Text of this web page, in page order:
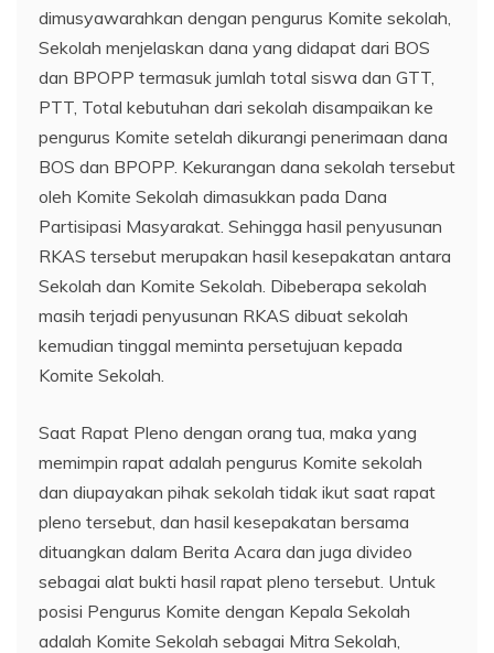
dimusyawarahkan dengan pengurus Komite sekolah,
Sekolah menjelaskan dana yang didapat dari BOS
dan BPOPP termasuk jumlah total siswa dan GTT,
PTT, Total kebutuhan dari sekolah disampaikan ke
pengurus Komite setelah dikurangi penerimaan dana
BOS dan BPOPP. Kekurangan dana sekolah tersebut
oleh Komite Sekolah dimasukkan pada Dana
Partisipasi Masyarakat. Sehingga hasil penyusunan
RKAS tersebut merupakan hasil kesepakatan antara
Sekolah dan Komite Sekolah. Dibeberapa sekolah
masih terjadi penyusunan RKAS dibuat sekolah
kemudian tinggal meminta persetujuan kepada
Komite Sekolah.
Saat Rapat Pleno dengan orang tua, maka yang
memimpin rapat adalah pengurus Komite sekolah
dan diupayakan pihak sekolah tidak ikut saat rapat
pleno tersebut, dan hasil kesepakatan bersama
dituangkan dalam Berita Acara dan juga divideo
sebagai alat bukti hasil rapat pleno tersebut. Untuk
posisi Pengurus Komite dengan Kepala Sekolah
adalah Komite Sekolah sebagai Mitra Sekolah,